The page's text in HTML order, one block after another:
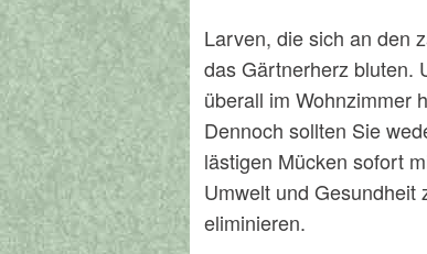
Larven, die sich an den
das Gärtnerherz bluten.
überall im Wohnzimmer
Dennoch sollten Sie
lästigen Mücken sofort
Umwelt und Gesundheit
eliminieren.